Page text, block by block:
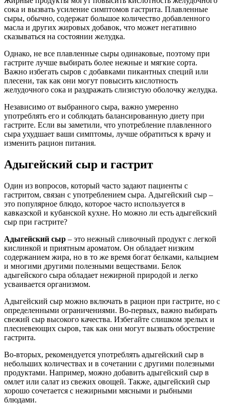
сока и вызвать усиление симптомов гастрита. Плавленные
сыры, обычно, содержат большое количество добавленного
масла и других жировых добавок, что может негативно
сказываться на состоянии желудка.
Однако, не все плавленные сыры одинаковые, поэтому при
гастрите лучше выбирать более нежные и мягкие сорта.
Важно избегать сыров с добавками пикантных специй или
плесени, так как они могут повысить кислотность
желудочного сока и раздражать слизистую оболочку желудка.
Независимо от выбранного сыра, важно умеренно
употреблять его и соблюдать балансированную диету при
гастрите. Если вы заметили, что употребление плавленного
сыра ухудшает ваши симптомы, лучше обратиться к врачу и
изменить рацион питания.
Адыгейский сыр и гастрит
Один из вопросов, который часто задают пациенты с
гастритом, связан с употреблением сыра. Адыгейский сыр –
это популярное блюдо, которое часто используется в
кавказской и кубанской кухне. Но можно ли есть адыгейский
сыр при гастрите?
Адыгейский сыр – это нежный сливочный продукт с легкой
кислинкой и приятным ароматом. Он обладает низким
содержанием жира, но в то же время богат белками, кальцием
и многими другими полезными веществами. Белок
адыгейского сыра обладает нежирной природой и легко
усваивается организмом.
Адыгейский сыр можно включать в рацион при гастрите, но с
определенными ограничениями. Во-первых, важно выбирать
свежий сыр высокого качества. Избегайте слишком зрелых и
плесневеющих сыров, так как они могут вызвать обострение
гастрита.
Во-вторых, рекомендуется употреблять адыгейский сыр в
небольших количествах и в сочетании с другими полезными
продуктами. Например, можно добавить адыгейский сыр в
омлет или салат из свежих овощей. Также, адыгейский сыр
хорошо сочетается с нежирными мясными и рыбными
блюдами.